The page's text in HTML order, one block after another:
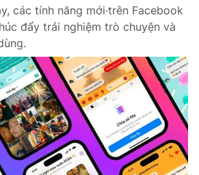
tương lai
các tính năng mới·trên Facebook
đẩy trải nghiệm trò chuyện và